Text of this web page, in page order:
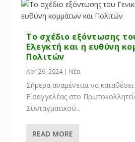
Το σχέδιο εξόντωσης
Ελεγκτή και η ευθύνη
Πολιτών
Apr 26, 2024| Νέα
Σήμερα αναμένεται να
Εισαγγελέας στο
Συνταγματικού...
READ MORE